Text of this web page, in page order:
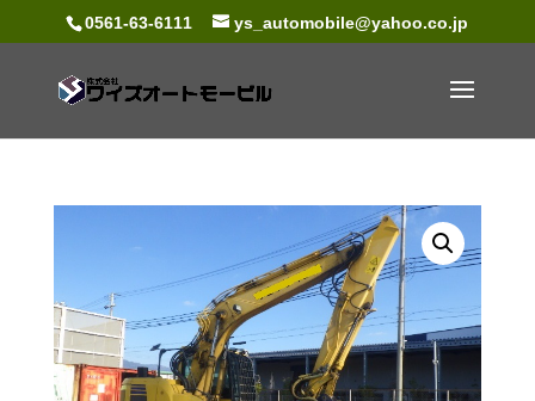
0561-63-6111 ys_automobile@yahoo.co.jp